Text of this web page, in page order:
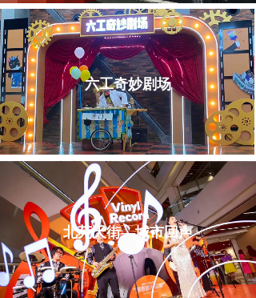
六工奇妙剧场
北苑天街—城市回声